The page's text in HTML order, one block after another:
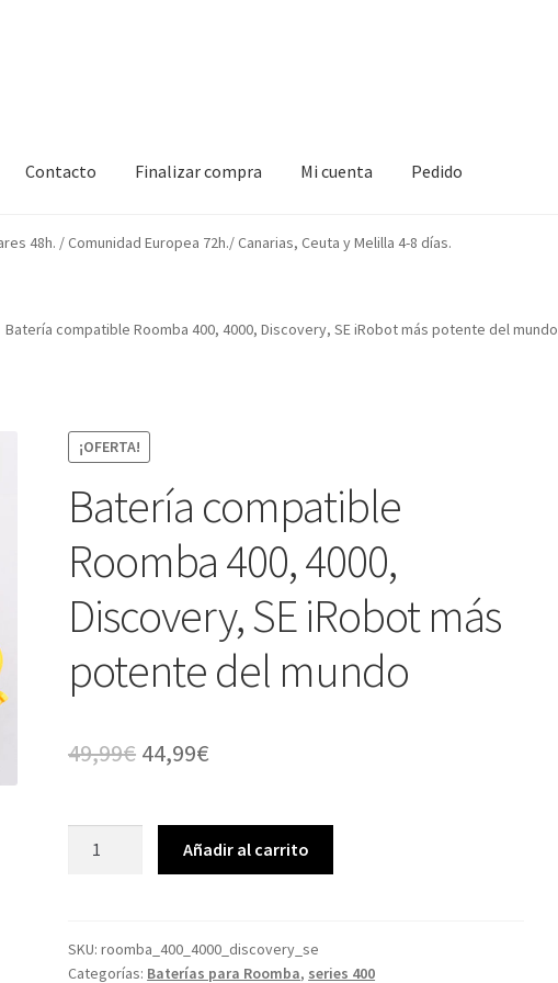
Contacto Finalizar compra Mi cuenta Pedido
compraMi cuentaPedido
48h. / Comunidad Europea 72h./ Canarias, Ceuta y Melilla 4-8 días.
Batería compatible Roomba 400, 4000, Discovery, SE iRobot más potente del mundo
¡OFERTA!
Batería compatible
Roomba 400, 4000,
Discovery, SE iRobot más
potente del mundo
49,99€ El
original
era:
44,99€
actual
es:
4000,
Discovery,
Añadir al carrito
SKU:roomba_400_4000_discovery_se
Categorías: Baterías para Roomba, series 400